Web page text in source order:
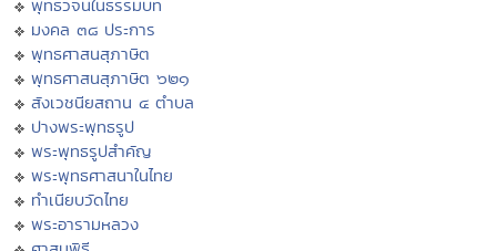
พุทธวจนในธรรมบท
มงคล ๓๘ ประการ
พุทธศาสนสุภาษิต
พุทธศาสนสุภาษิต ๖๒๑
สังเวชนียสถาน ๔ ตำบล
ปางพระพุทธรูป
พระพุทธรูปสำคัญ
พระพุทธศาสนาในไทย
ทำเนียบวัดไทย
พระอารามหลวง